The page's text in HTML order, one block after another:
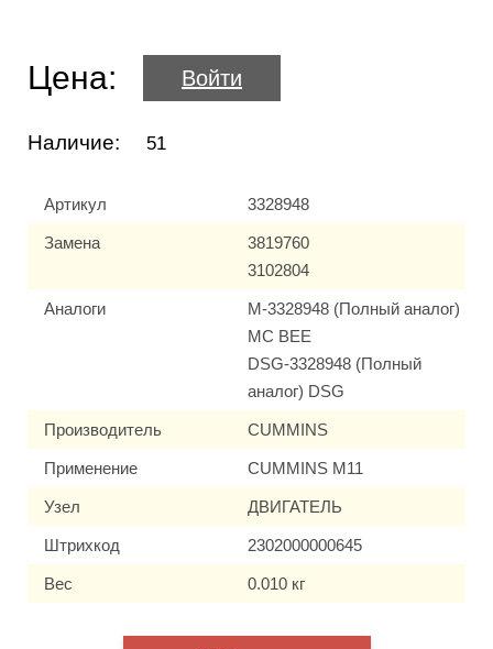
Цена: Войти
Наличие: 51
Артикул 3328948
Замена
3819760
3102804
Аналоги
M-3328948 (Полный аналог)
MC BEE
DSG-3328948 (Полный
аналог) DSG
Производитель CUMMINS
Применение CUMMINS M11
Узел ДВИГАТЕЛЬ
Штрихкод 2302000000645
Вес 0.010 кг